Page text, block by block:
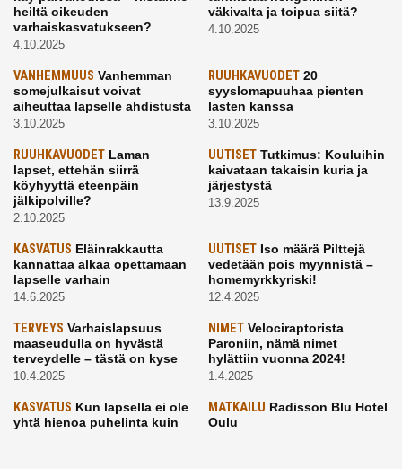
heiltä oikeuden
varhaiskasvatukseen?
4.10.2025
väkivalta ja toipua siitä?
4.10.2025
VANHEMMUUS Vanhemman
somejulkaisut voivat
aiheuttaa lapselle ahdistusta
3.10.2025
RUUHKAVUODET20
syyslomapuuhaa pienten
lasten kanssa
3.10.2025
RUUHKAVUODET Laman
lapset, ettehän siirrä
köyhyyttä eteenpäin
jälkipolville?
2.10.2025
UUTISETTutkimus: Kouluihin
kaivataan takaisin kuria ja
järjestystä
13.9.2025
KASVATUS Eläinrakkautta
kannattaa alkaa opettamaan
lapselle varhain
14.6.2025
UUTISETIso määrä Pilttejä
vedetään pois myynnistä –
homemyrkkyriski!
12.4.2025
TERVEYS Varhaislapsuus
maaseudulla on hyvästä
terveydelle – tästä on kyse
10.4.2025
NIMETVelociraptorista
Paroniin, nämä nimet
hylättiin vuonna 2024!
1.4.2025
KASVATUS Kun lapsella ei ole
yhtä hienoa puhelinta kuin
MATKAILU Radisson Blu Hotel
Oulu